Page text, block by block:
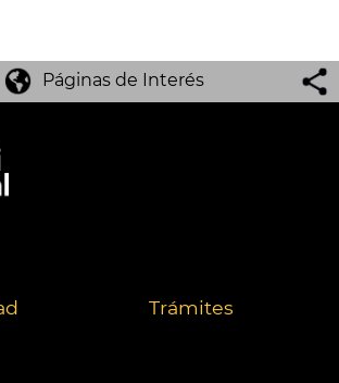
Páginas de Interés
Trámites